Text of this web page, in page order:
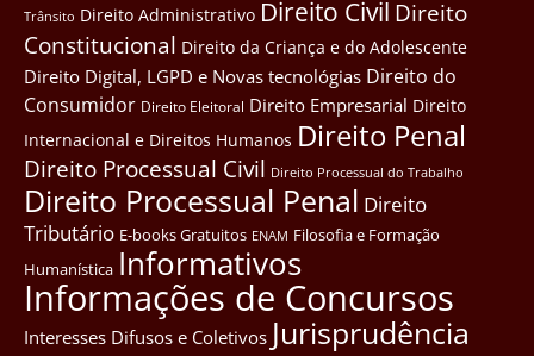
Trânsito Direito Administrativo Direito Civil Direito
Constitucional Direito da Criança e do Adolescente
Direito Digital, LGPD e Novas tecnológias Direito do
Consumidor Direito Eleitoral Direito Empresarial Direito
Internacional e Direitos Humanos Direito Penal
Direito Processual Civil Direito Processual do Trabalho
Direito Processual Penal Direito
Tributário E-books Gratuitos ENAM Filosofia e Formação
Humanística Informativos
Informações de Concursos
Interesses Difusos e Coletivos Jurisprudência